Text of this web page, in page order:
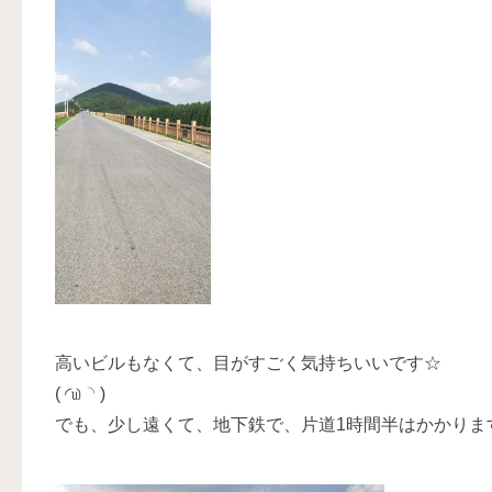
高いビルもなくて、目がすごく気持ちいいです☆
( ◜௰◝ )
でも、少し遠くて、地下鉄で、片道1時間半はかかりま